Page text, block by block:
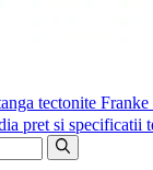
tectonite
pret si specificatii